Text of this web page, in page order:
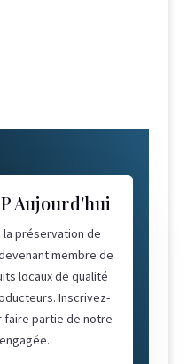
Aujourd'hui
préservation de
membre de
locaux de qualité
Inscrivez-
faire partie de notre